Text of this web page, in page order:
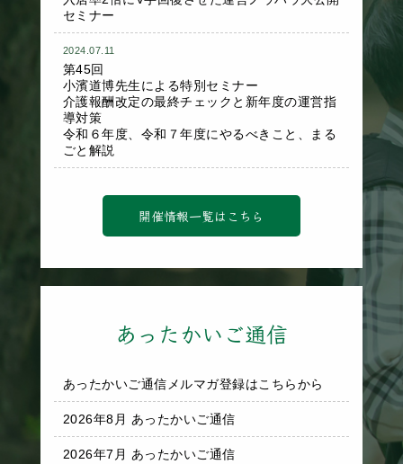
セミナー
2024.07.11
第45回
小濱道博先生による特別セミナー
介護報酬改定の最終チェックと新年度の運営指
導対策
令和６年度、令和７年度にやるべきこと、まる
ごと解説
開催情報一覧はこちら
あったかいご通信
あったかいご通信メルマガ登録はこちらから
2026年8月 あったかいご通信
2026年7月 あったかいご通信